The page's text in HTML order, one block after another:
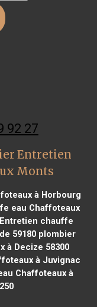
92 27
Entretien
Monts
à Horbourg
eau Chaffoteaux
chauffe
59180plombier
à Decize 58300
à Juvignac
Chaffoteaux à